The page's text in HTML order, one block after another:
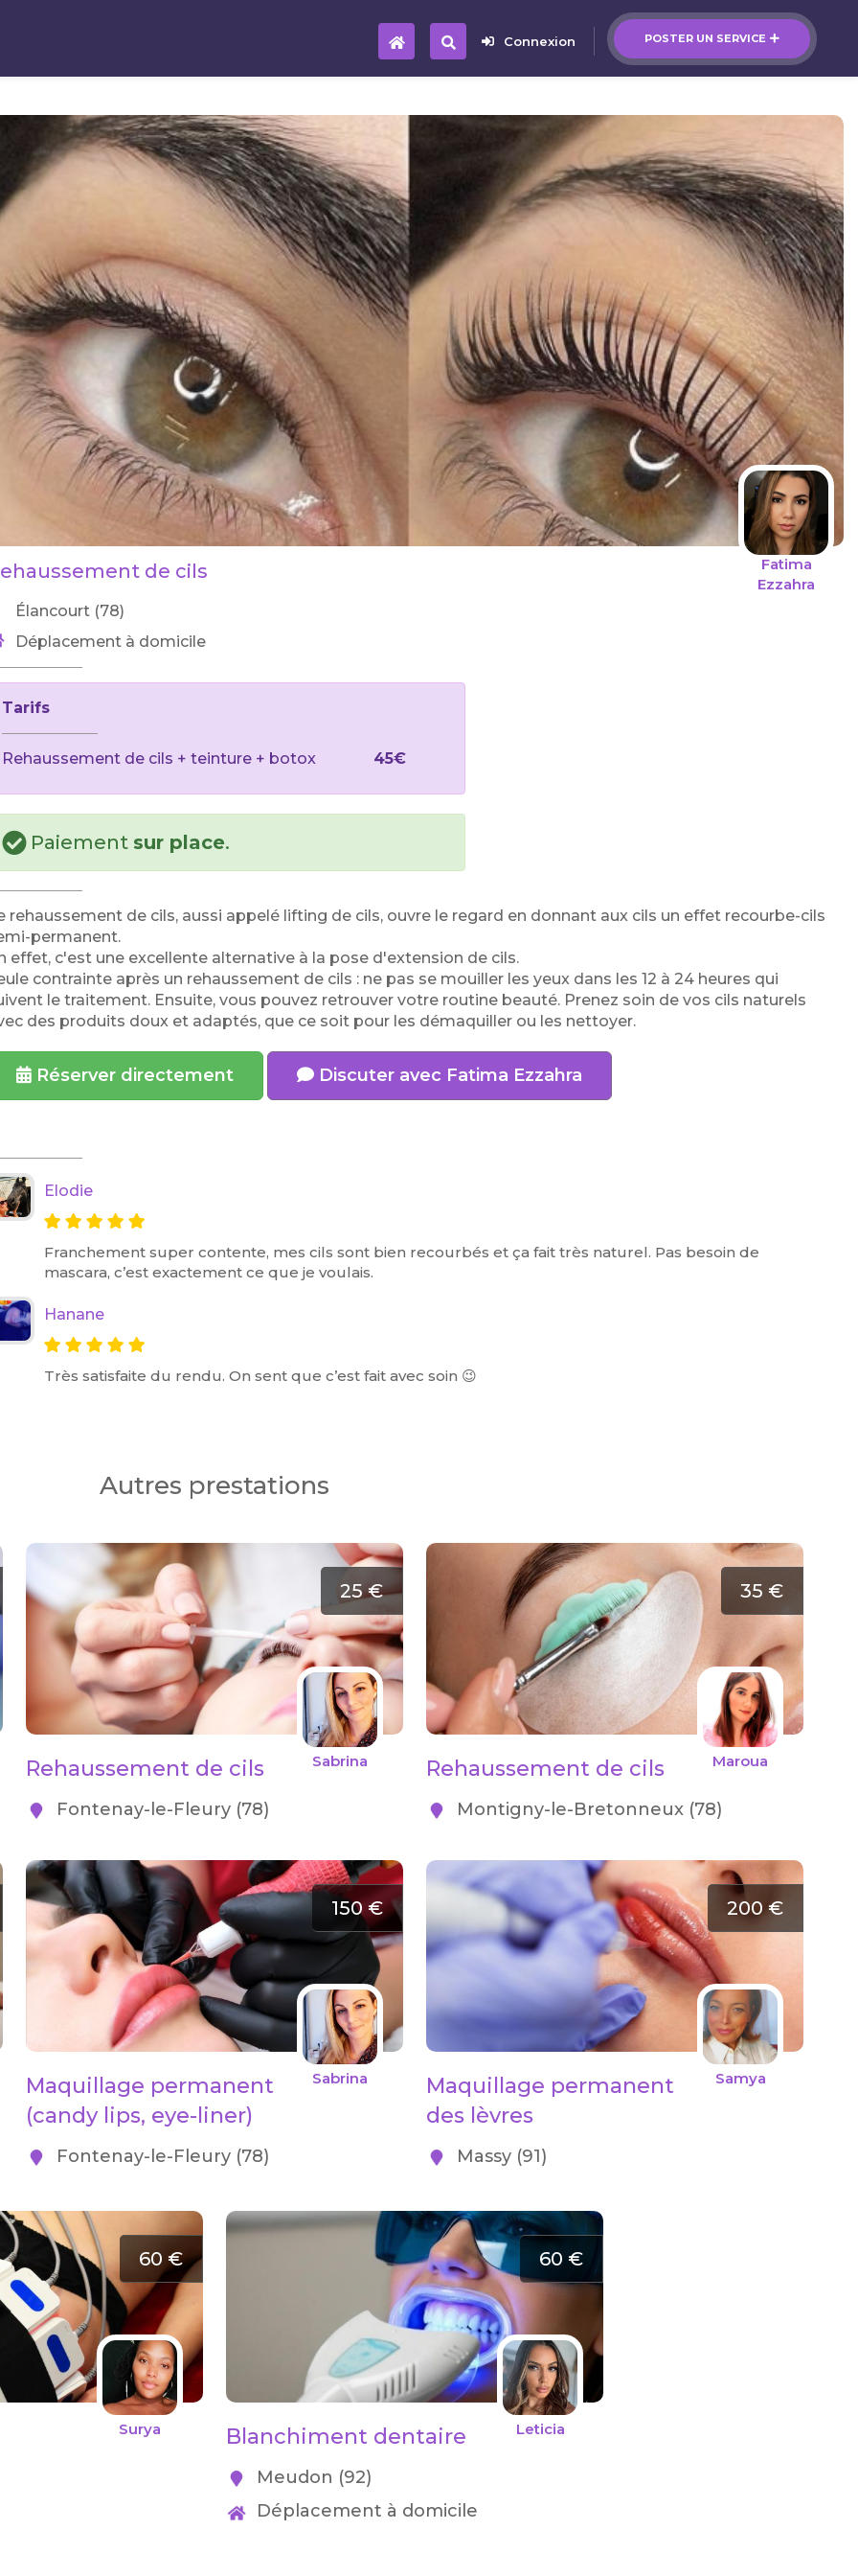
POSTER UN SERVICE
Connexion
Fatima
Ezzahra
de cils
Élancourt (78)
Déplacement à domicile
Tarifs
Rehaussement de cils + teinture + botox 45€
Paiement sur place.
rehaussement de cils, aussi appelé lifting de cils, ouvre le regard en donnant aux cils un effet recourbe-cils
permanent.
effet, c'est une excellente alternative à la pose d'extension de cils.
contrainte après un rehaussement de cils : ne pas se mouiller les yeux dans les 12 à 24 heures qui
le traitement. Ensuite, vous pouvez retrouver votre routine beauté. Prenez soin de vos cils naturels
des produits doux et adaptés, que ce soit pour les démaquiller ou les nettoyer.
Réserver directement Discuter avec Fatima Ezzahra
Elodie
Franchement super contente, mes cils sont bien recourbés et ça fait très naturel. Pas besoin de
mascara, c’est exactement ce que je voulais.
Hanane
Très satisfaite du rendu. On sent que c’est fait avec soin 😉
Autres prestations
25 €
Sabrina
Rehaussement de cils
Fontenay-le-Fleury (78)
35 €
Maroua
Rehaussement de cils
Montigny-le-Bretonneux (78)
150 €
Sabrina
Maquillage permanent
(candy lips, eye-liner)
Fontenay-le-Fleury (78)
200 €
Samya
Maquillage permanent
des lèvres
Massy (91)
60 €
Surya
60 €
Leticia
Blanchiment dentaire
Meudon (92)
Déplacement à domicile